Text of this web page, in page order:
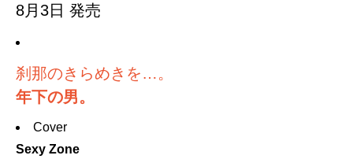
8月3日 発売
刹那のきらめきを…。
年下の男。
Cover
Sexy Zone